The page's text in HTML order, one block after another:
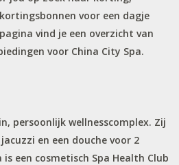
voor een dagje
vind je een overzicht van
voor China City Spa.
persoonlijk wellnesscomplex. Zij
en een douche voor 2
is een cosmetisch Spa Health Club